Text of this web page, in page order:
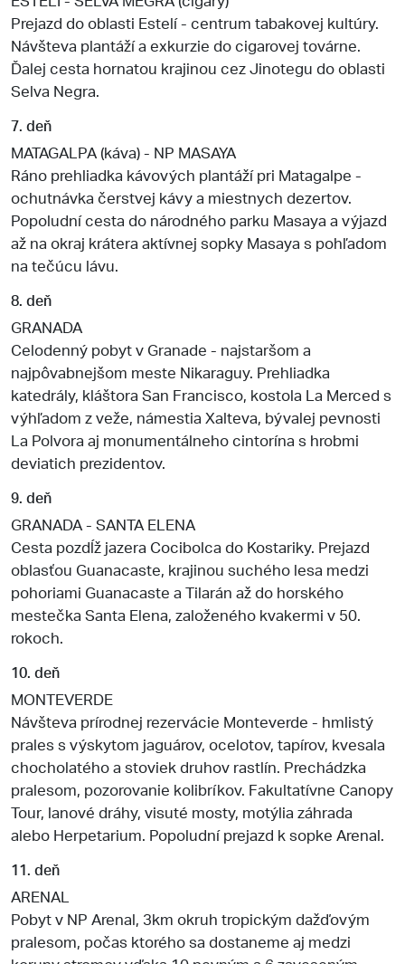
Prejazd do oblasti Estelí - centrum tabakovej kultúry.
Návšteva plantáží a exkurzie do cigarovej továrne.
Ďalej cesta hornatou krajinou cez Jinotegu do oblasti
Selva Negra.
7. deň
MATAGALPA (káva) - NP MASAYA
Ráno prehliadka kávových plantáží pri Matagalpe -
ochutnávka čerstvej kávy a miestnych dezertov.
Popoludní cesta do národného parku Masaya a výjazd
až na okraj krátera aktívnej sopky Masaya s pohľadom
na tečúcu lávu.
8. deň
GRANADA
Celodenný pobyt v Granade - najstaršom a
najpôvabnejšom meste Nikaraguy. Prehliadka
katedrály, kláštora San Francisco, kostola La Merced s
výhľadom z veže, námestia Xalteva, bývalej pevnosti
La Polvora aj monumentálneho cintorína s hrobmi
deviatich prezidentov.
9. deň
GRANADA - SANTA ELENA
Cesta pozdĺž jazera Cocibolca do Kostariky. Prejazd
oblasťou Guanacaste, krajinou suchého lesa medzi
pohoriami Guanacaste a Tilarán až do horského
mestečka Santa Elena, založeného kvakermi v 50.
rokoch.
10. deň
MONTEVERDE
Návšteva prírodnej rezervácie Monteverde - hmlistý
prales s výskytom jaguárov, ocelotov, tapírov, kvesala
chocholatého a stoviek druhov rastlín. Prechádzka
pralesom, pozorovanie kolibríkov. Fakultatívne Canopy
Tour, lanové dráhy, visuté mosty, motýlia záhrada
alebo Herpetarium. Popoludní prejazd k sopke Arenal.
11. deň
ARENAL
Pobyt v NP Arenal, 3km okruh tropickým dažďovým
pralesom, počas ktorého sa dostaneme aj medzi